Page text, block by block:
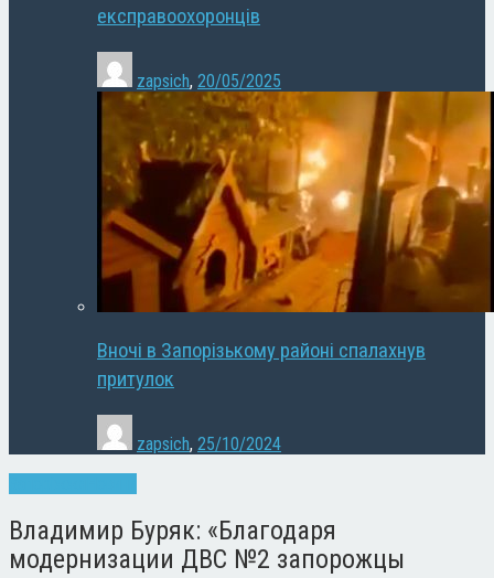
експравоохоронців
zapsich, 20/05/2025
Вночі в Запорізькому районі спалахнув
притулок
zapsich, 25/10/2024
Владимир Буряк: «Благодаря
модернизации ДВС №2 запорожцы